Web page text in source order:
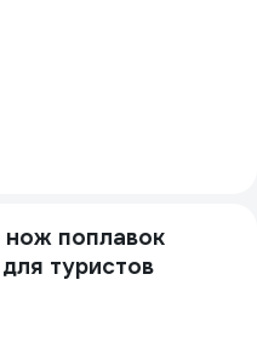
поплавок
туристов